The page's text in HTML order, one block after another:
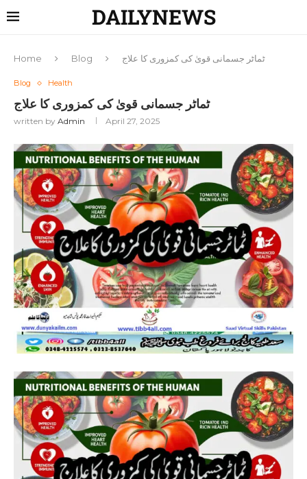
DAILYNEWS
Home Blog ٹماٹر جسمانی قویٰ کی کمزوری کا علاج
Blog Health
ٹماٹر جسمانی قویٰ کی کمزوری کا علاج
written by Admin April 27, 2025